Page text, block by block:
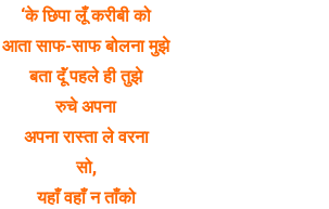
‘के छिपा लूँ करीबी को
आता साफ-साफ बोलना मुझे
बता दूॅं पहले ही तुझे
रुचे अपना
अपना रास्ता ले वरना
सो,
यहाँ वहाँ न ताँको